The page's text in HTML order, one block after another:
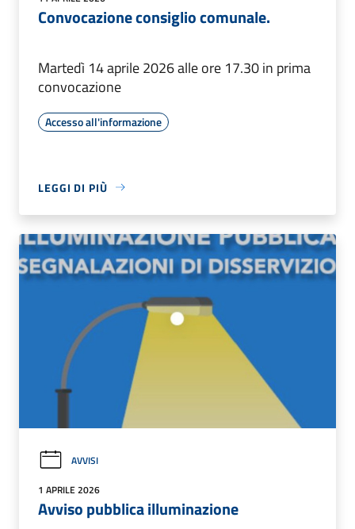
Convocazione consiglio comunale.
Martedì 14 aprile 2026 alle ore 17.30 in prima
convocazione
Accesso all'informazione
LEGGI DI PIÙ
AVVISI
1 APRILE 2026
Avviso pubblica illuminazione